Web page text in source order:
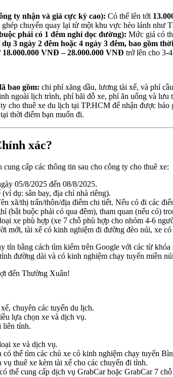
ty nhận và giá cực kỳ cao): Có thể lên tới
chuyến quay lại từ một khu vực hẻo lánh như
phải có 1 đêm nghỉ dọc đường): Mức giá có
3 ngày 2 đêm hoặc 4 ngày 3 đêm, bao gồm
18.000.000 VNĐ – 28.000.000 VNĐ trở lên cho 3-
bao gồm: chi phí xăng dầu, lương tài xế, và phí
ngoài lịch trình, phí bãi đỗ xe, phí ăn uống và lưu
cho thuê xe du lịch tại TP.HCM để nhận được
thời điểm bạn muốn đi.
xác?
cấp các thông tin sau cho công ty cho thuê xe:
05/8/2025 đến 08/8/2025.
dụ: sân bay, địa chỉ nhà riêng).
xã/thị trấn/thôn/địa điểm chi tiết. Nếu có đi các
(bắt buộc phải có qua đêm), tham quan (nếu có)
xe phù hợp (xe 7 chỗ phù hợp cho nhóm 4-6
mới, tài xế có kinh nghiệm đi đường đèo núi, xe
tín bằng cách tìm kiếm trên Google với các từ khóa
đường dài và có kinh nghiệm chạy tuyến miền
đến Thường Xuân!
chuyên các tuyến du lịch.
lựa chọn xe và dịch vụ.
liên tỉnh.
xe và dịch vụ.
thể tìm các chủ xe có kinh nghiệm chạy tuyến
thuê xe kèm tài xế cho các chuyến đi tỉnh.
thể cung cấp dịch vụ GrabCar hoặc GrabCar 7